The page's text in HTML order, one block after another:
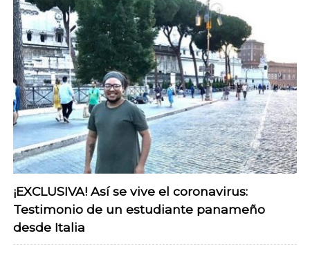
¡EXCLUSIVA! Así se vive el coronavirus:
Testimonio de un estudiante panameño
desde Italia